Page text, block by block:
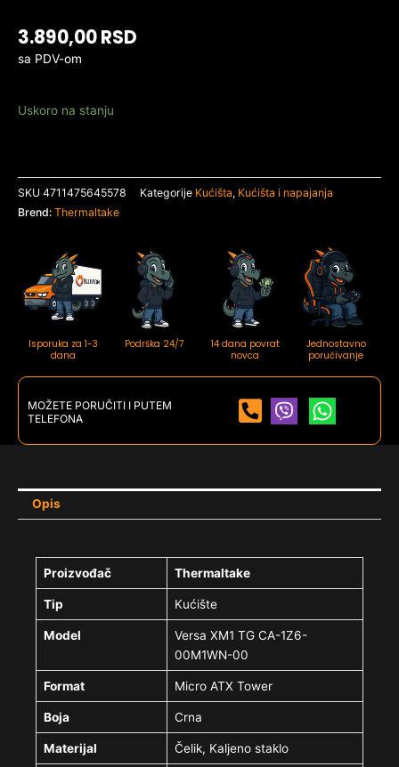
3.890,00RSD
sa PDV-om
Uskoro na stanju
SKU 4711475645578 Kategorije Kućišta, Kućišta i napajanja
Brend: Thermaltake
Isporuka za 1-3
dana
Podrška 24/7
14 dana povrat
novca
Jednostavno
poručivanje
MOŽETE PORUČITI I PUTEM
TELEFONA
Opis
Proizvođač Thermaltake
Tip Kućište
Model
Versa XM1 TG CA-1Z6-
00M1WN-00
Format Micro ATX Tower
Boja Crna
Materijal Čelik, Kaljeno staklo